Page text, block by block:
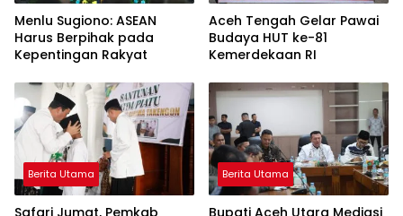
Menlu Sugiono: ASEAN
Harus Berpihak pada
Kepentingan Rakyat
Aceh Tengah Gelar Pawai
Budaya HUT ke-81
Kemerdekaan RI
Berita Utama
Safari Jumat, Pemkab
Berita Utama
Bupati Aceh Utara Mediasi